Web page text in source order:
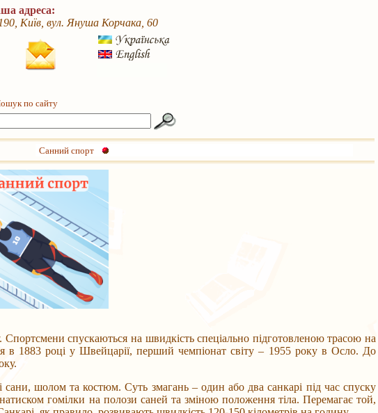
адреса:
Київ, вул. Януша Корчака, 60
по сайту
Санний спорт
спускаються на швидкість спеціально підготовленою трасою на
в 1883 році у Швейцарії, перший чемпіонат світу – 1955 року в Осло. До
шолом та костюм. Суть змагань – один або два санкарі під час спуску
гомілки на полози саней та зміною положення тіла. Перемагає той,